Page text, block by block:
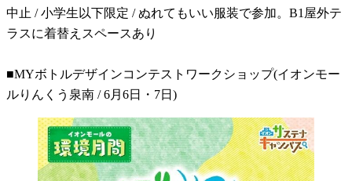
中止 / 小学生以下限定 / ぬれてもいい服装で参加。B1屋外テ
ラスに着替えスペースあり
■MYボトルデザインコンテストワークショップ(イオンモー
ルりんくう泉南 / 6月6日・7日)